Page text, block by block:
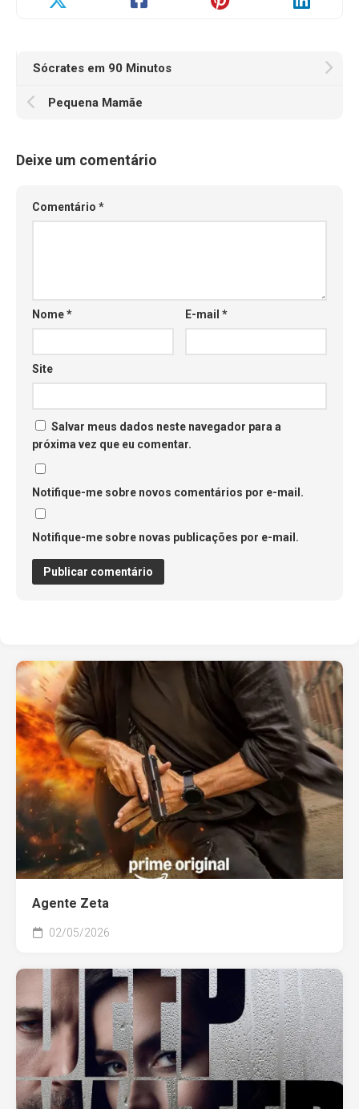
Sócrates em 90 Minutos
Pequena Mamãe
Deixe um comentário
Comentário *
Nome* E-mail*
Site
Salvar meus dados neste navegador para a
próxima vez que eu comentar.
Notifique-me sobre novos comentários por e-mail.
Notifique-me sobre novas publicações por e-mail.
Agente Zeta
02/05/2026